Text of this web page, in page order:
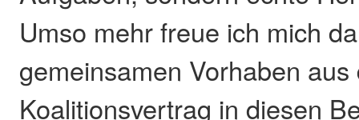
Umso mehr freue ich mich
gemeinsamen Vorhaben aus
Koalitionsvertrag in diesen